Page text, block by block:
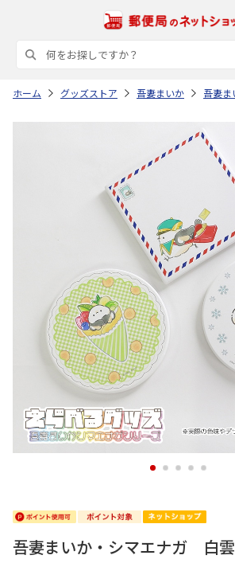
ホーム グッズストア 吾妻まいか 吾妻
1 2 3 4 5
吾妻まいか・シマエナガ 白